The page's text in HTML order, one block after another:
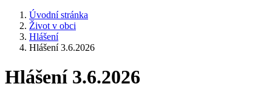
Úvodní stránka
Život v obci
Hlášení
Hlášení 3.6.2026
Hlášení 3.6.2026